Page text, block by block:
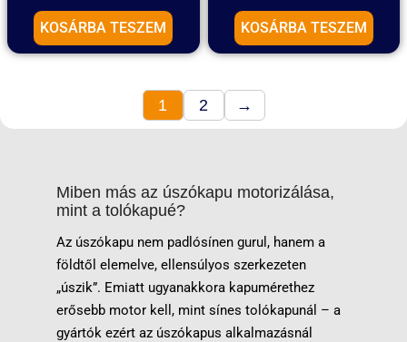
KOSÁRBA TESZEM KOSÁRBA TESZEM
1 2 →
Miben más az úszókapu motorizálása,
mint a tolókapué?
Az úszókapu nem padlósínen gurul, hanem a
földtől elemelve, ellensúlyos szerkezeten
„úszik”. Emiatt ugyanakkora kapumérethez
erősebb motor kell, mint sínes tolókapunál – a
gyártók ezért az úszókapus alkalmazásnál